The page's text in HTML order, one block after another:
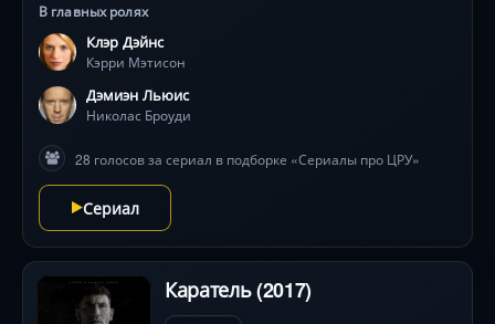
в паутину лжи и политических интриг. Клэр Дэйнс и
Дэмиэн Льюис ведут смертельную психологическую
дуэль в этом награждённом «Эмми» и «Золотым
глобусом» триллере, где доверие — роскошь, а
виртуозные сюжетные повороты ставят под вопрос
где даже родные стены хранят предательство.
В главных ролях
Клэр Дэйнс
Кэрри Мэтисон
Дэмиэн Льюис
Николас Броуди
28 голосов за сериал в подборке «Сериалы про ЦРУ»
Сериал
Каратель (2017)